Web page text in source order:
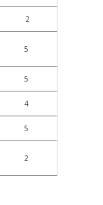
2
5
5
4
5
2